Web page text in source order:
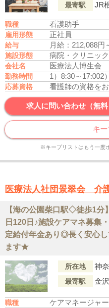
最寄駅
職種 看護助手
雇用形態 正社員
給与 月給：212,088円
施設形態 病院・クリニッ
会社名 医療法人博生会
勤務時間 1）8:30～17:002
応募資格 看護師の資格を
求人に問い合わせ（無料
キ
※キープリストはもう一度
医療法人社団景翠会 介
【海の公園柴口駅◇徒歩1
日120日♪施設ケアマネ募
定給付年金あり◎長く安心
ます★
所在地 神
最寄駅
職種 ケアマネージャー